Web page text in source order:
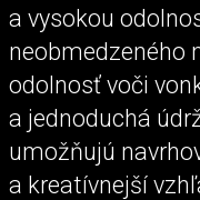
a vysokou
neobmedzeného
odolnosť voči
a jednoduchá
umožňujú
a kreatívnejší